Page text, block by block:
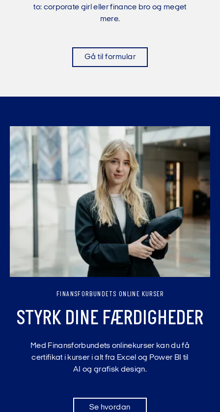
to: corporate girl eller finance bro og meget
mere.
Gå til formular
FINANSFORBUNDETS ONLINE KURSER
STYRK DINE FÆRDIGHEDER
Med Finansforbundets onlinekurser kan du få
certifikat i kurser i alt fra Excel og Power BI til
AI og grafisk design.
Se hvordan